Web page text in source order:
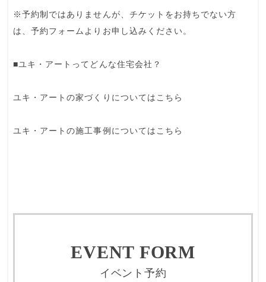
※予約制ではありませんが、チケットをお持ちでない方
は、予約フォームよりお申し込みください。
■ユキ・アートってどんな住宅会社？
ユキ・アートの家づくりについてはこちら
ユキ・アートの施工事例についてはこちら
EVENT FORM
イベント予約